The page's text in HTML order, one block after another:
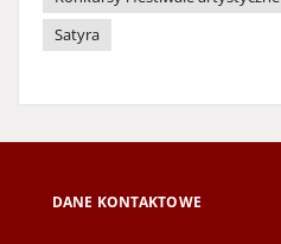
Satyra
DANE KONTAKTOWE